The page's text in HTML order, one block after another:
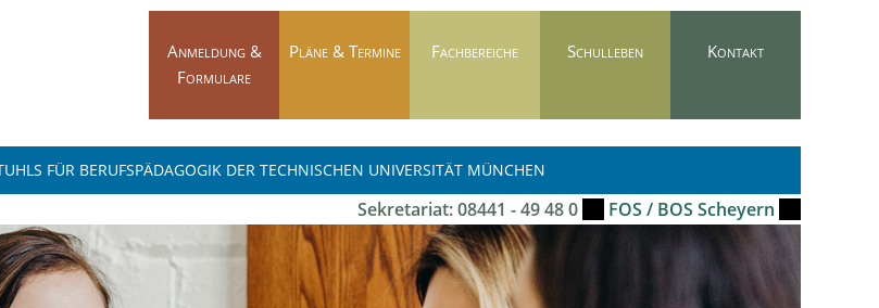
überspringen
Anmeldung &
Formulare
Pläne & Termine Fachbereiche Schulleben Kontakt
FÜR BERUFSPÄDAGOGIK DER TECHNISCHEN UNIVERSITÄT MÜNCHEN
Sekretariat: 08441 - 49 48 0 FOS / BOS Scheyern